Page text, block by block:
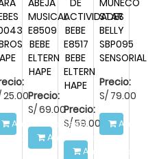
a la Cesta
25.00
Añadir a la Cesta
ABEJA
MUSICAL
E8509
BEBE
ELTERN
HAPE
Precio:
S/69.00
Añadir a la Cesta
DE
ACTIVIDADES
BEBE
E8517
BEBE
ELTERN
HAPE
Precio:
S/59.00
Añadir a la
MUÑECO
STAR
BELLY
SBP095
SENSORIAL
Precio:
S/ 79.00
Añadir a